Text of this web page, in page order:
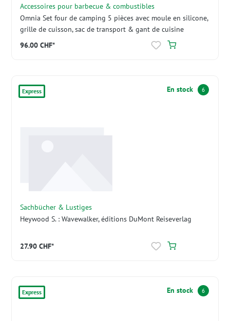
Accessoires pour barbecue & combustibles
Omnia Set four de camping 5 pièces avec moule en silicone,
grille de cuisson, sac de transport & gant de cuisine
96.00 CHF*
Express En stock 6
Sachbücher & Lustiges
Heywood S. : Wavewalker, éditions DuMont Reiseverlag
27.90 CHF*
Express En stock 6